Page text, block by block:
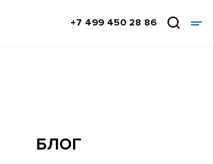
+7 499 450 28 86
БЛОГ